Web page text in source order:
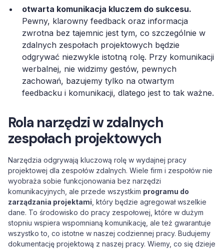
otwarta komunikacja kluczem do sukcesu.
Pewny, klarowny feedback oraz informacja
zwrotna bez tajemnic jest tym, co szczególnie w
zdalnych zespołach projektowych będzie
odgrywać niezwykle istotną rolę. Przy komunikacji
werbalnej, nie widzimy gestów, pewnych
zachowań, bazujemy tylko na otwartym
feedbacku i komunikacji, dlatego jest to tak ważne.
Rola narzędzi w zdalnych
zespołach projektowych
Narzędzia odgrywają kluczową rolę w wydajnej pracy
projektowej dla zespołów zdalnych. Wiele firm i zespołów nie
wyobraża sobie funkcjonowania bez narzędzi
komunikacyjnych, ale przede wszystkim programu do
zarządzania projektami , który będzie agregował wszelkie
dane. To środowisko do pracy zespołowej, które w dużym
stopniu wspiera wspomnianą komunikację, ale też gwarantuje
wszystko to, co istotne w naszej codziennej pracy. Budujemy
dokumentację projektową z naszej pracy. Wiemy, co się dzieje